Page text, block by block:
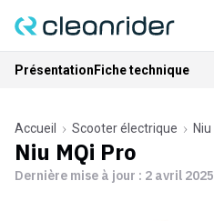
Présentation Fiche technique
Accueil Scooter électrique Niu
Niu MQi Pro
Dernière mise à jour : 2 avril 2025